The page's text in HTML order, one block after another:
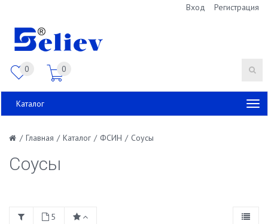
Вход Регистрация
0 0
Каталог
/ Главная / Каталог / ФСИН / Соусы
Соусы
5